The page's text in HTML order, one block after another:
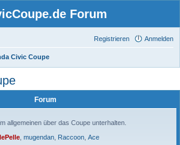
Forum
Anmelden
Registrieren
Civic Coupe
Forum
allgemeinen über das Coupe unterhalten.
mugendan Raccoon Ace